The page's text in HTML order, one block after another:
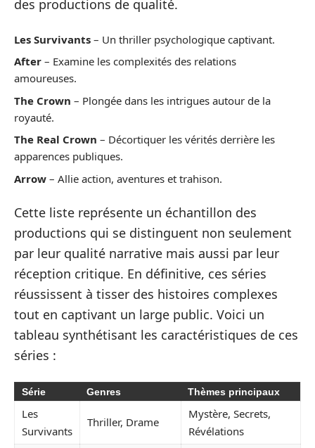
des productions de qualité.
Les Survivants – Un thriller psychologique captivant.
After – Examine les complexités des relations
amoureuses.
The Crown – Plongée dans les intrigues autour de la
royauté.
The Real Crown – Décortiquer les vérités derrière les
apparences publiques.
Arrow – Allie action, aventures et trahison.
Cette liste représente un échantillon des
productions qui se distinguent non seulement
par leur qualité narrative mais aussi par leur
réception critique. En définitive, ces séries
réussissent à tisser des histoires complexes
tout en captivant un large public. Voici un
tableau synthétisant les caractéristiques de ces
séries :
Série Genres Thèmes principaux
Les
Survivants
Thriller, Drame
Mystère, Secrets,
Révélations